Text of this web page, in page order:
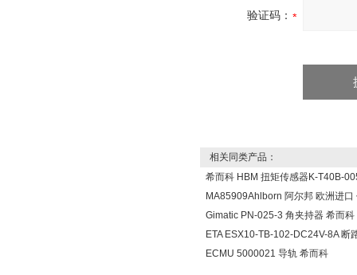
验证码：
相关同类产品：
希而科 HBM 扭矩传感器K-T40B-
MA85909Ahlborn 阿尔邦 欧洲进口
Gimatic PN-025-3 角夹持器 希而科
ETA ESX10-TB-102-DC24V-8A 断
ECMU 5000021 导轨 希而科